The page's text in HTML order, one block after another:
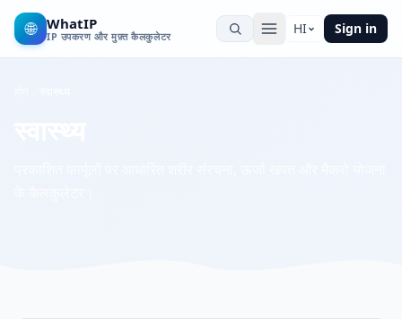
🌐 WhatIP
IP उपकरण और मुफ़्त कैलकुलेटर HI Sign in